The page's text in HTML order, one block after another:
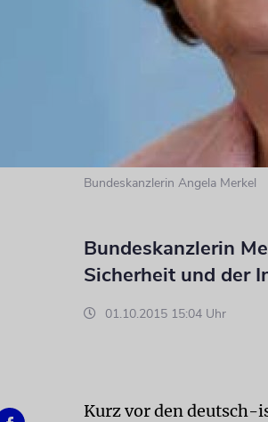
Bundeskanzlerin Angela Merkel
Bundeskanzlerin
Sicherheit und der
01.10.2015 15:04 Uhr
Kurz vor den deutsch-